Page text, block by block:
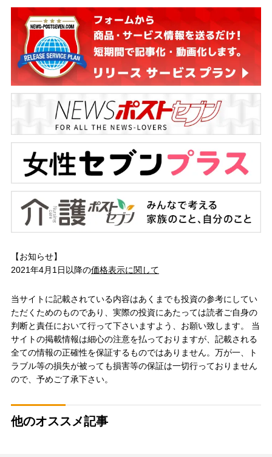
【お知らせ】
2021年4月1日以降の価格表示に関して
当サイトに記載されている内容はあくまでも投資の参考にしてい
ただくためのものであり、実際の投資にあたっては読者ご自身の
判断と責任において行って下さいますよう、お願い致します。 当
サイトの掲載情報は細心の注意を払っておりますが、記載される
全ての情報の正確性を保証するものではありません。万が一、ト
ラブル等の損失が被っても損害等の保証は一切行っておりません
ので、予めご了承下さい。
他のオススメ記事